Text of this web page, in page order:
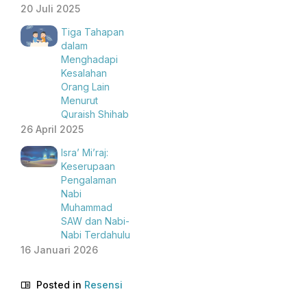
20 Juli 2025
Tiga Tahapan
dalam
Menghadapi
Kesalahan
Orang Lain
Menurut
Quraish Shihab
26 April 2025
Isra’ Mi’raj:
Keserupaan
Pengalaman
Nabi
Muhammad
SAW dan Nabi-
Nabi Terdahulu
16 Januari 2026
Posted in Resensi